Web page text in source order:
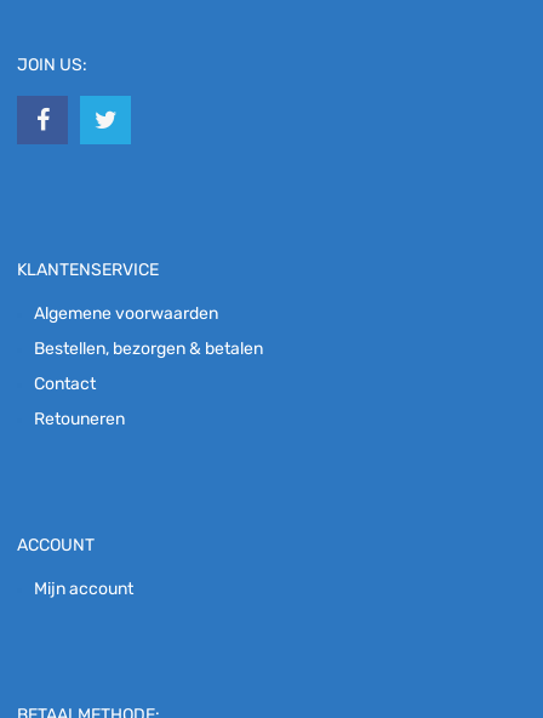
JOIN US:
KLANTENSERVICE
Algemene voorwaarden
Bestellen, bezorgen & betalen
Contact
Retouneren
ACCOUNT
Mijn account